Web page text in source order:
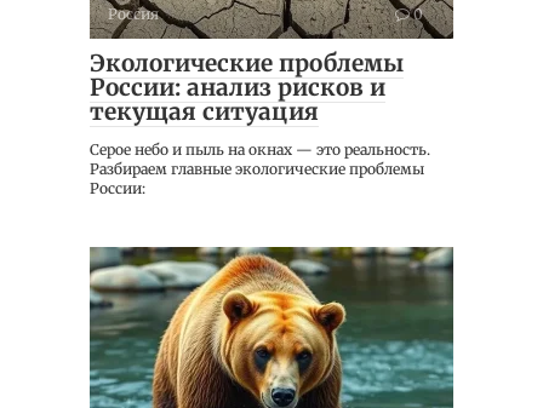
Россия 0
Экологические проблемы
России: анализ рисков и
текущая ситуация
Серое небо и пыль на окнах — это реальность.
Разбираем главные экологические проблемы
России: